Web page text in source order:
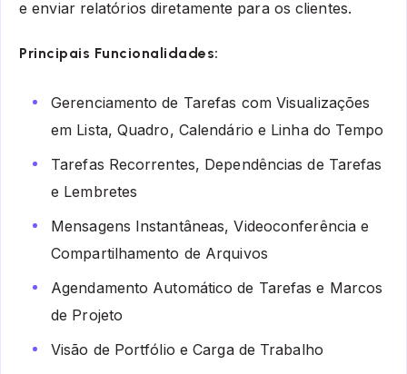
e enviar relatórios diretamente para os clientes.
Principais Funcionalidades:
Gerenciamento de Tarefas com Visualizações
em Lista, Quadro, Calendário e Linha do Tempo
Tarefas Recorrentes, Dependências de Tarefas
e Lembretes
Mensagens Instantâneas, Videoconferência e
Compartilhamento de Arquivos
Agendamento Automático de Tarefas e Marcos
de Projeto
Visão de Portfólio e Carga de Trabalho